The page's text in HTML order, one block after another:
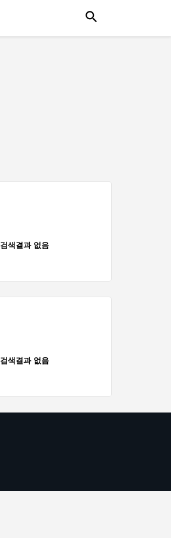
검색결과 없음
검색결과 없음